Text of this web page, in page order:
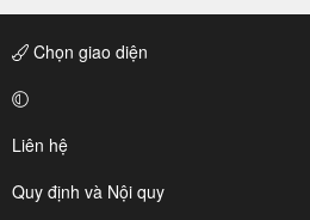
Chọn giao diện
Liên hệ
Quy định và Nội quy